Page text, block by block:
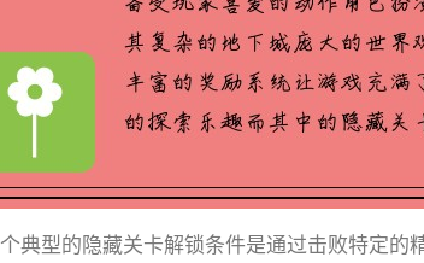
典型的隐藏关卡解锁条件是通过击败特定的